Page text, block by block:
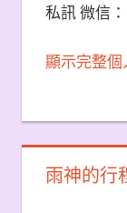
私訊 微信
顯示完整
雨神的行